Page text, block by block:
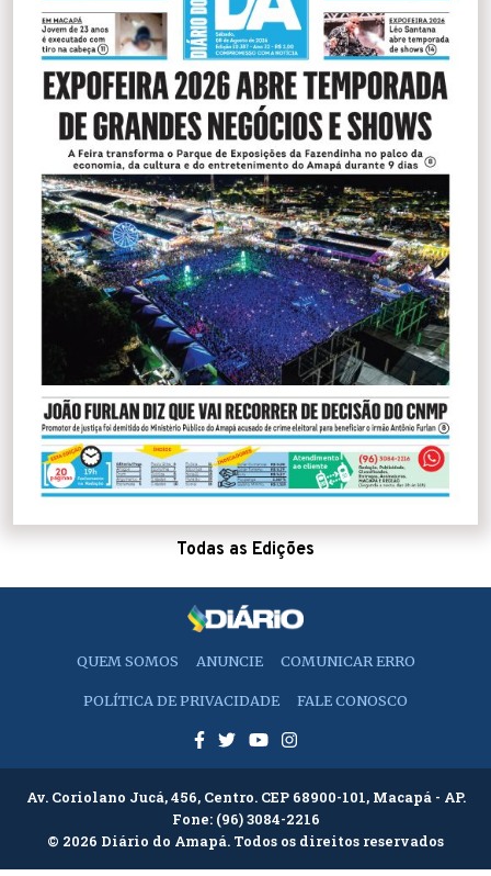
Todas as Edições
QUEM SOMOS ANUNCIE COMUNICAR ERRO
POLÍTICA DE PRIVACIDADE FALE CONOSCO
Av. Coriolano Jucá, 456, Centro. CEP 68900-101, Macapá - AP.
Fone: (96) 3084-2216
© 2026 Diário do Amapá. Todos os direitos reservados